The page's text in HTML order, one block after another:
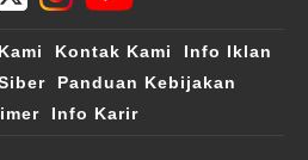
Kontak Kami
Info Iklan
Panduan Kebijakan
Info Karir